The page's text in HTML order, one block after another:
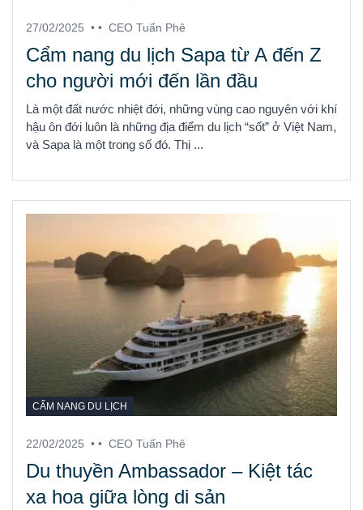
27/02/2025 • • CEO Tuấn Phê
Cẩm nang du lịch Sapa từ A đến Z
cho người mới đến lần đầu
Là một đất nước nhiệt đới, những vùng cao nguyên với khí
hậu ôn đới luôn là những địa điểm du lịch “sốt” ở Việt Nam,
và Sapa là một trong số đó. Thị ...
CẨM NANG DU LỊCH
22/02/2025 • • CEO Tuấn Phê
Du thuyền Ambassador – Kiệt tác
xa hoa giữa lòng di sản